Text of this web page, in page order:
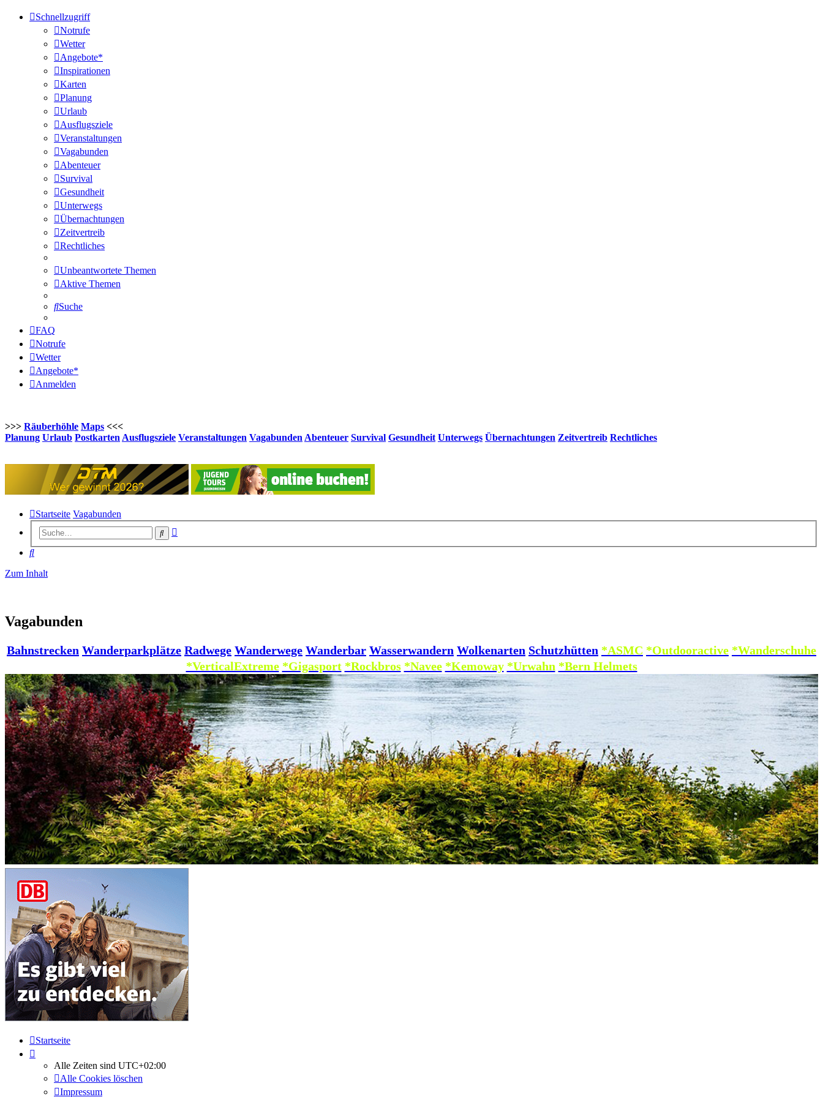
Schnellzugriff
Notrufe
Wetter
Angebote*
Inspirationen
Karten
Planung
Urlaub
Ausflugsziele
Veranstaltungen
Vagabunden
Abenteuer
Survival
Gesundheit
Unterwegs
Übernachtungen
Zeitvertreib
Rechtliches
Unbeantwortete Themen
Aktive Themen
Suche
FAQ
Notrufe
Wetter
Angebote*
Anmelden
>>> Räuberhöhle Maps <<<
Planung Urlaub Postkarten Ausflugsziele Veranstaltungen Vagabunden Abenteuer Survival Gesundheit Unterwegs Übernachtungen Zeitvertreib Rechtliches
Startseite Vagabunden
Suche
Suche
Zum Inhalt
Vagabunden
Bahnstrecken Wanderparkplätze Radwege Wanderwege Wanderbar Wasserwandern Wolkenarten Schutzhütten *ASMC *Outdooractive *Wanderschuhe
*VerticalExtreme *Gigasport *Rockbros *Navee *Kemoway *Urwahn *Bern Helmets
Startseite
Alle Zeiten sind UTC+02:00
Alle Cookies löschen
Impressum